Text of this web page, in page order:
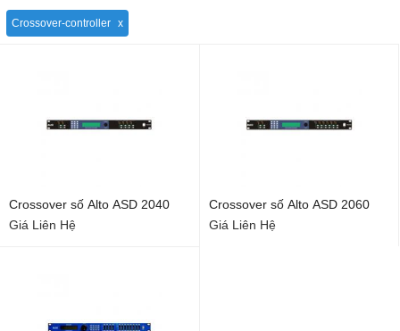
Crossover-controller
Crossover số Alto ASD 2040
Giá Liên Hệ
Crossover số Alto ASD 2060
Giá Liên Hệ